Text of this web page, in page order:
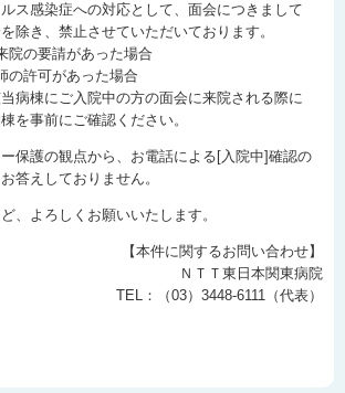
ス感染症への対応として、面会につきまして
除き、禁止させていただいております。
院の要請があった場合
の許可があった場合
病棟にご入院中の方の面会に来院される際に
を事前にご確認ください。
保護の観点から、お電話による[入院中]確認の
答えしておりません。
、よろしくお願いいたします。
【本件に関するお問い合わせ】
ＮＴＴ東日本関東病院
TEL：（03）3448-6111（代表）